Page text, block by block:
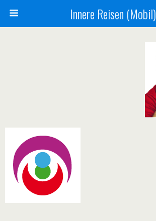
Innere Reisen (Mobil)